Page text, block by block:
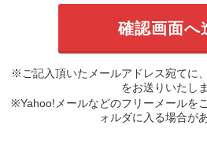
※ご記入頂いたメールアドレス宛てに
をお送りいたしま
※Yahoo!メールなどのフリーメールを
ォルダに入る場合が